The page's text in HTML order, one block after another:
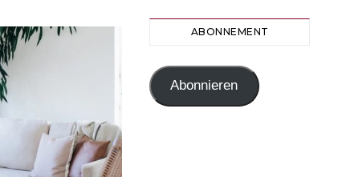
ABONNEMENT
Abonnieren